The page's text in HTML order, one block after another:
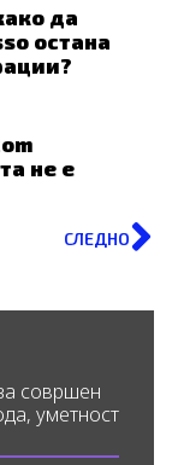
да
остана
не е
СЛЕДНО
совршен
уметност